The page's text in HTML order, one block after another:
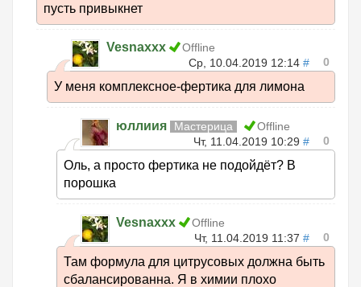
пусть привыкнет
Vesnaxxx
Offline
Ср, 10.04.2019 12:14 # 0
У меня комплексное-фертика для лимона
юллиия Мастерица
Offline
Чт, 11.04.2019 10:29 # 0
Оль, а просто фертика не подойдёт? В
порошка
Vesnaxxx
Offline
Чт, 11.04.2019 11:37 # 0
Там формула для цитрусовых должна быть
сбалансированна. Я в химии плохо